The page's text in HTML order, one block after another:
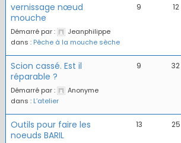
vernissage nœud
mouche
Démarré par :
Jeanphilippe
dans : Pêche à la mouche sèche
9 12
Scion cassé. Est il
réparable ?
Démarré par :
Anonyme
dans : L’atelier
9 32
Outils pour faire les
noeuds BARIL
13 25